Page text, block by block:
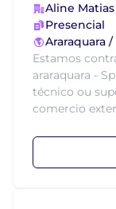
Aline
Presencial
Araraquara /
Estamos
araraquara -
técnico ou
comercio